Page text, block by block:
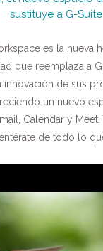
sustituye a G-Suite
es la nueva
que reemplaza a
innovación de sus
un nuevo
Calendar y
de todo lo